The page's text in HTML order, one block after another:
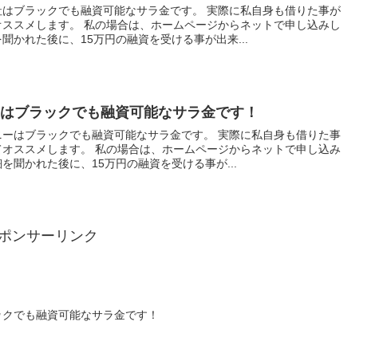
ブラックでも融資可能なサラ金です。 実際に私自身も借りた事が
スメします。 私の場合は、ホームページからネットで申し込みし
かれた後に、15万円の融資を受ける事が出来...
ブラックでも融資可能なサラ金です！
はブラックでも融資可能なサラ金です。 実際に私自身も借りた事
ススメします。 私の場合は、ホームページからネットで申し込み
聞かれた後に、15万円の融資を受ける事が...
ンサーリンク
でも融資可能なサラ金です！